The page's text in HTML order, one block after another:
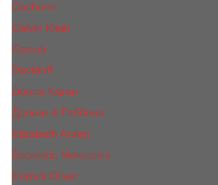
Cacharel
Calvin Klein
Cerruti
Davidoff
Donna Karan
Дольче & Габбана
Elizabeth Arden
Escentric Molecules
Franck Oliver